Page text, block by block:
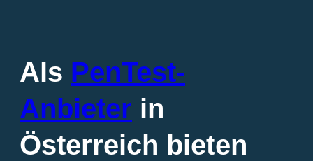
Als PenTest-
Anbieter in
Österreich bieten